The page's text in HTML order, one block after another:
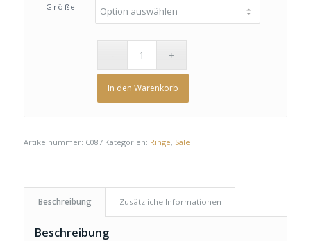
Größe
In den Warenkorb
Artikelnummer: C087 Kategorien: Ringe, Sale
Beschreibung Zusätzliche Informationen
Beschreibung